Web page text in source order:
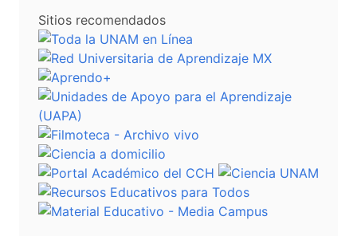
Sitios recomendados